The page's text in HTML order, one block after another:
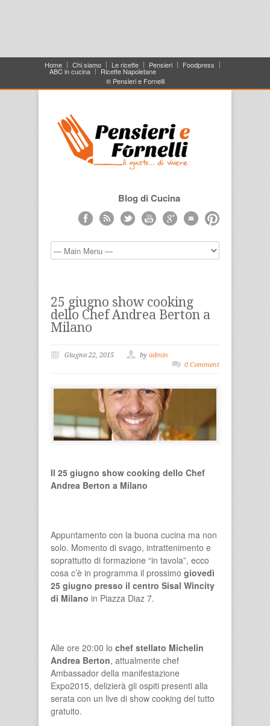
Home Chi siamo Le ricette Pensieri Foodpress
ABC in cucina
Ricette Napoletane
® Pensieri e Fornelli
Blog di Cucina
25 giugno show cooking
dello Chef Andrea Berton a
Milano
Giugno 22, 2015 by admin
0 Comment
Il 25 giugno show cooking dello Chef
Andrea Berton a Milano
Appuntamento con la buona cucina ma non
solo. Momento di svago, intrattenimento e
soprattutto di formazione “in tavola”, ecco
cosa c’è in programma il prossimo giovedì
25 giugno presso il centro Sisal Wincity
di Milano in Piazza Diaz 7.
Alle ore 20:00 lo chef stellato Michelin
Andrea Berton, attualmente chef
Ambassador della manifestazione
Expo2015, delizierà gli ospiti presenti alla
serata con un live di show cooking del tutto
gratuito.